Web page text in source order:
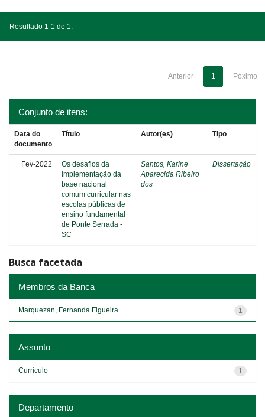
Resultado 1-1 de 1.
Anterior 1 Póximo
Conjunto de itens:
Data do
documento
Título Autor(es) Tipo
Fev-2022
Os desafios da
implementação da
base nacional
comum curricular nas
escolas públicas de
ensino fundamental
de Ponte Serrada -
SC
Santos, Karine
Aparecida Ribeiro
dos
Dissertação
Busca facetada
Membros da Banca
1
Marquezan, Fernanda Figueira
Assunto
1
Currículo
Departamento